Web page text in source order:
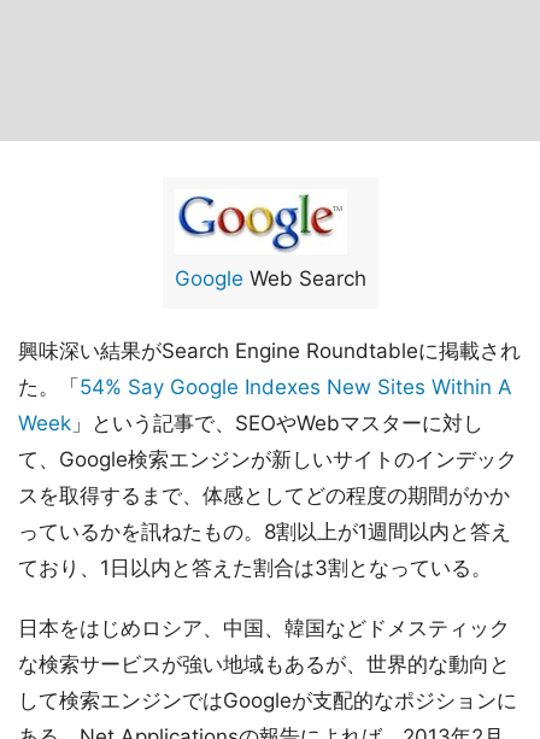
Google Web Search
興味深い結果がSearch Engine Roundtableに掲載され
た。「 54% Say Google Indexes New Sites Within A
Week 」という記事で、SEOやWebマスターに対し
て、Google検索エンジンが新しいサイトのインデック
スを取得するまで、体感としてどの程度の期間がかか
っているかを訊ねたもの。8割以上が1週間以内と答え
ており、1日以内と答えた割合は3割となっている。
日本をはじめロシア、中国、韓国などドメスティック
な検索サービスが強い地域もあるが、世界的な動向と
して検索エンジンではGoogleが支配的なポジションに